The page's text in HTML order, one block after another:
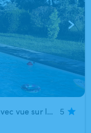
Piscine privative sans vis-à-vis avec vue sur les Pyrénées & service Premium 🌴☀️
5